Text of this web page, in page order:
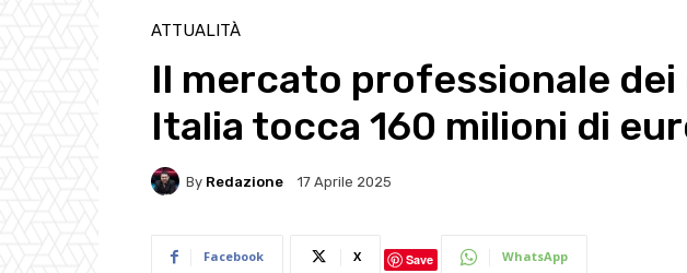
ATTUALITÀ
Il mercato professionale dei
Italia tocca 160 milioni di
By Redazione 17 Aprile 2025
Facebook X Save WhatsApp